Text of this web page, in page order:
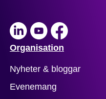
LinkedInYoutubeFacebook
Organisation
Nyheter & bloggar
Evenemang